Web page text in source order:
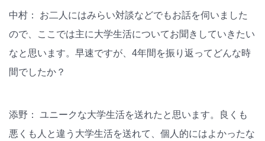
中村： お二人にはみらい対談などでもお話を伺いました
ので、ここでは主に大学生活についてお聞きしていきたい
なと思います。早速ですが、4年間を振り返ってどんな時
間でしたか？
添野： ユニークな大学生活を送れたと思います。良くも
悪くも人と違う大学生活を送れて、個人的にはよかったな